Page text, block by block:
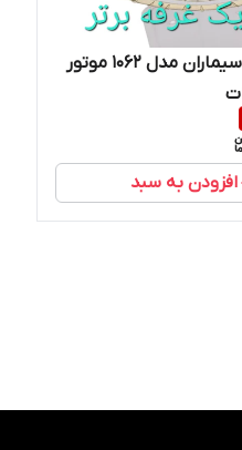
پنکه سقفی سیماران مدل ۱۰۶۲ موتور
افزودن به سبد